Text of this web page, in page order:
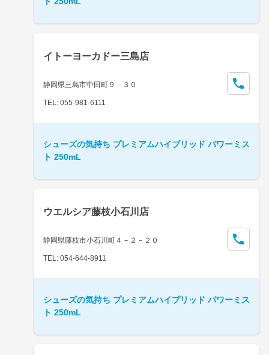
イトーヨーカドー三島店
静岡県三島市中田町９－３０
TEL: 055-981-6111
シューズの気持ち プレミアムハイブリッド パワーミス
ト 250mL
ウエルシア藤枝小石川店
静岡県藤枝市小石川町４－２－２０
TEL: 054-644-8911
シューズの気持ち プレミアムハイブリッド パワーミス
ト 250mL